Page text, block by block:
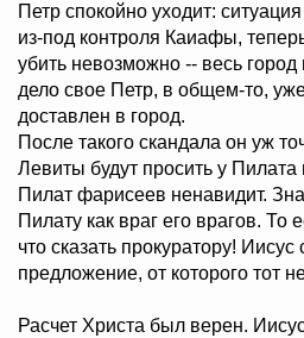
Петр спокойно уходит:
из-под контроля Каиафы,
убить невозможно -- весь
дело свое Петр, в общем-то,
доставлен в город.
После такого скандала он уж
Левиты будут просить у Пилата
Пилат фарисеев ненавидит.
Пилату как враг его врагов. То
что сказать прокуратору! Иисус
предложение, от которого тот
Расчет Христа был верен.